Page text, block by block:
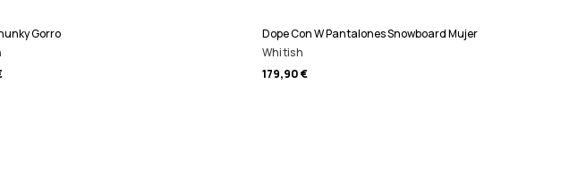
Gorro
Dope Con W Pantalones Snowboard Mujer
Whitish
179,90 €